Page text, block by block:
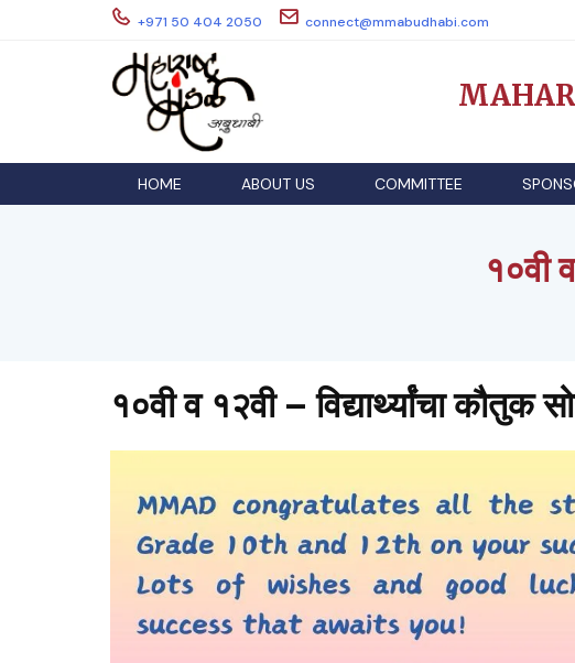
+971 50 404 2050 connect@mmabudhabi.com
HOME ABOUT US COMMITTEE
१०वी
१०वी व १२वी – विद्यार्थ्यांचा कौतुक